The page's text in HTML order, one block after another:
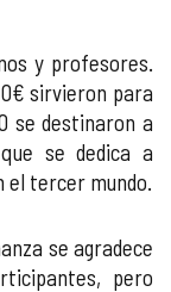
y profesores.
sirvieron para
se destinaron a
se dedica a
el tercer mundo.
se agradece
pero